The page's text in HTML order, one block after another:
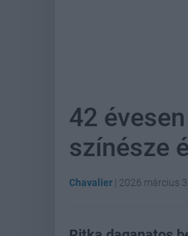
42
színésze
Chavalier | 2026 március